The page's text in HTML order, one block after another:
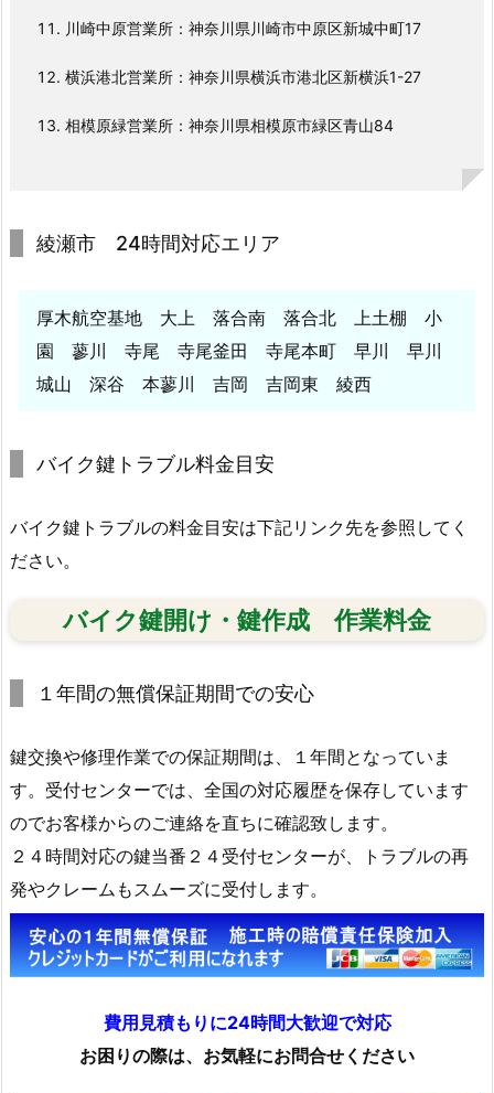
目
1.
4.
の
償
証
の
心
川崎中原営業所：神奈川県川崎市中原区新城中町17
横浜港北営業所：神奈川県横浜市港北区新横浜1-27
相模原緑営業所：神奈川県相模原市緑区青山84
綾瀬市 24時間対応エリア
厚木航空基地 大上 落合南 落合北 上土棚 小
園 蓼川 寺尾 寺尾釜田 寺尾本町 早川 早川
城山 深谷 本蓼川 吉岡 吉岡東 綾西
バイク鍵トラブル料金目安
バイク鍵トラブルの料金目安は下記リンク先を参照してく
ださい。
バイク鍵開け・鍵作成 作業料金
１年間の無償保証期間での安心
鍵交換や修理作業での保証期間は、１年間となっていま
す。受付センターでは、全国の対応履歴を保存しています
のでお客様からのご連絡を直ちに確認致します。
２４時間対応の鍵当番２４受付センターが、トラブルの再
発やクレームもスムーズに受付します。
費用見積もりに24時間大歓迎で対応
お困りの際は、お気軽にお問合せください